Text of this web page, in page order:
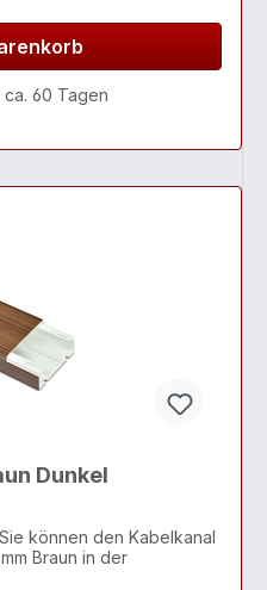
60 Tagen
Dunkel
können den Kabelkanal
Braun in der